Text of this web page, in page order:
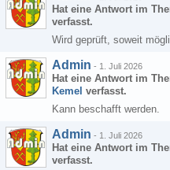
Hat eine Antwort im
verfasst.
Wird geprüft, soweit
Admin - 1. Juli 2026
Hat eine Antwort im
Kemel verfasst.
Kann beschafft werden.
Admin - 1. Juli 2026
Hat eine Antwort im
verfasst.